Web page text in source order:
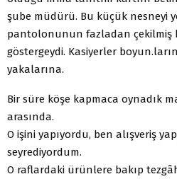
şube müdürü. Bu küçük nesneyi
pantolonunun fazladan çekilmiş
göstergeydi. Kasiyerler
yakalarına.
Bir süre köşe kapmaca oynadık
arasında.
O işini yapıyordu, ben alışveriş
seyrediyordum.
O raflardaki ürünlere bakıp